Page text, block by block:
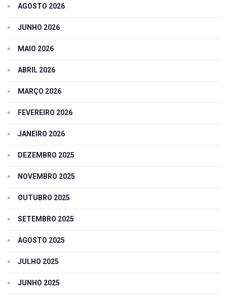
AGOSTO 2026
JUNHO 2026
MAIO 2026
ABRIL 2026
MARÇO 2026
FEVEREIRO 2026
JANEIRO 2026
DEZEMBRO 2025
NOVEMBRO 2025
OUTUBRO 2025
SETEMBRO 2025
AGOSTO 2025
JULHO 2025
JUNHO 2025